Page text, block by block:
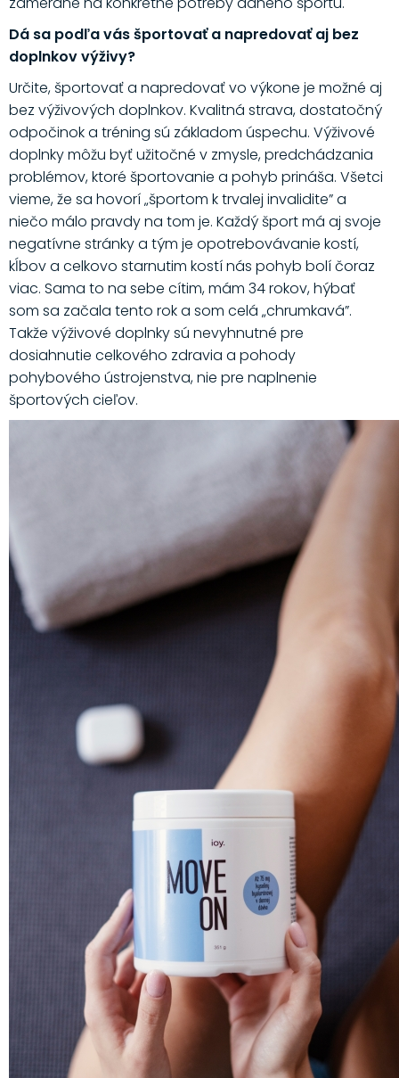
Dá sa podľa vás športovať a napredovať aj bez
doplnkov výživy?
Určite, športovať a napredovať vo výkone je možné aj
bez výživových doplnkov. Kvalitná strava, dostatočný
odpočinok a tréning sú základom úspechu. Výživové
doplnky môžu byť užitočné v zmysle, predchádzania
problémov, ktoré športovanie a pohyb prináša. Všetci
vieme, že sa hovorí „športom k trvalej invalidite” a
niečo málo pravdy na tom je. Každý šport má aj svoje
negatívne stránky a tým je opotrebovávanie kostí,
kĺbov a celkovo starnutim kostí nás pohyb bolí čoraz
viac. Sama to na sebe cítim, mám 34 rokov, hýbať
som sa začala tento rok a som celá „chrumkavá”.
Takže výživové doplnky sú nevyhnutné pre
dosiahnutie celkového zdravia a pohody
pohybového ústrojenstva, nie pre naplnenie
športových cieľov.